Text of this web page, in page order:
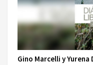
Gino Marcelli y